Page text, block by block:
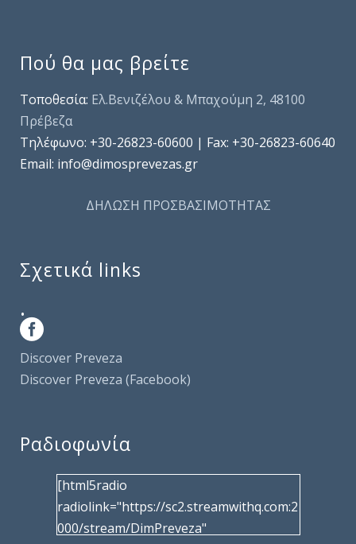
Πού θα μας βρείτε
Τοποθεσία: Ελ.Βενιζέλου & Μπαχούμη 2, 48100
Πρέβεζα
Τηλέφωνo: +30-26823-60600 | Fax: +30-26823-60640
Email: info@dimosprevezas.gr
ΔΗΛΩΣΗ ΠΡΟΣΒΑΣΙΜΟΤΗΤΑΣ
Σχετικά links
.
Discover Preveza
Discover Preveza (Facebook)
Ραδιοφωνία
[html5radio
radiolink="https://sc2.streamwithq.com:2
000/stream/DimPreveza"